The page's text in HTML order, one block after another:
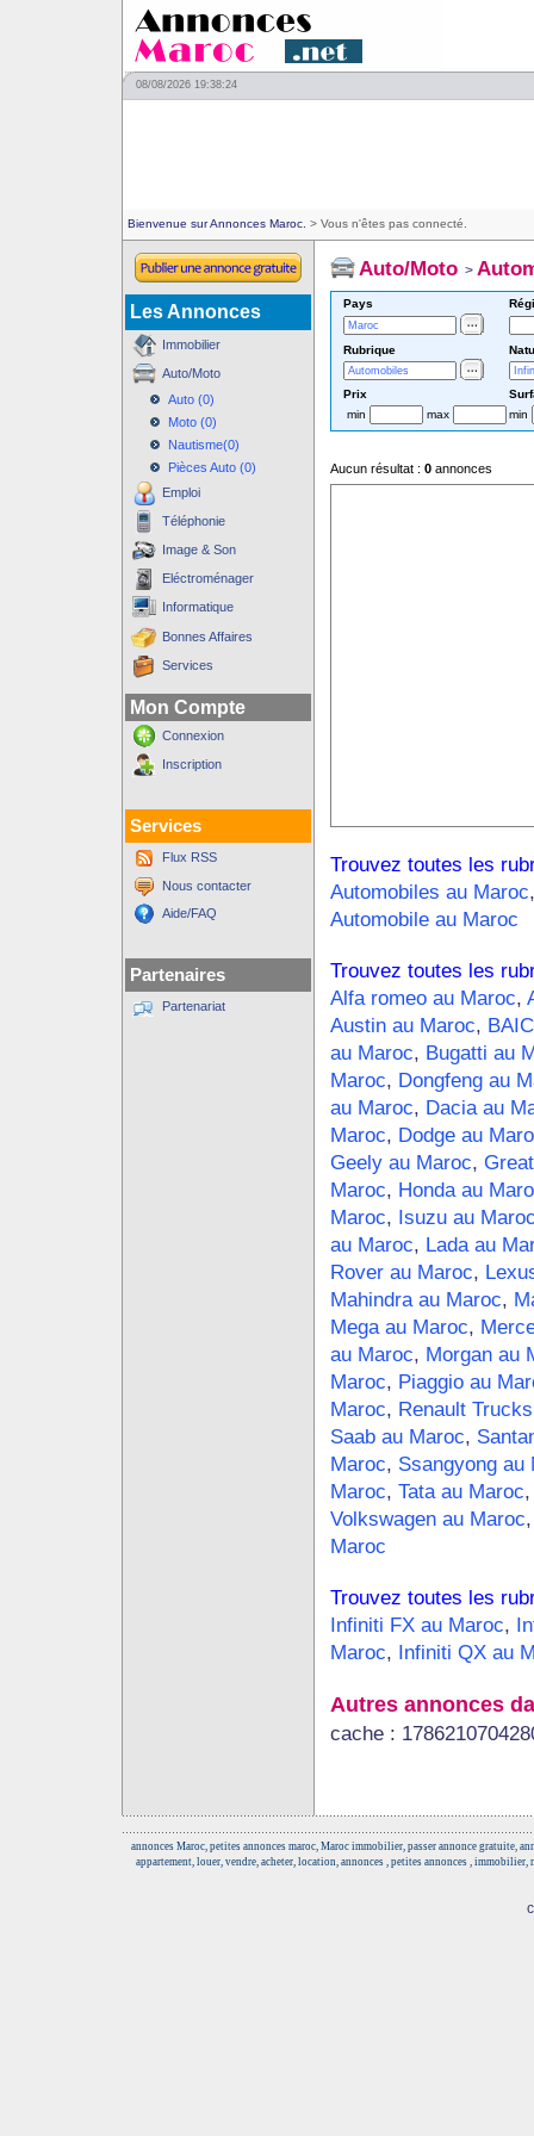
08/08/2026 19:38:24
Bienvenue sur Annonces Maroc. > Vous n'êtes pas connecté.
Les Annonces
Immobilier
Auto/Moto
Auto (0)
Moto (0)
Nautisme(0)
Pièces Auto (0)
Emploi
Téléphonie
Image & Son
Eléctroménager
Informatique
Bonnes Affaires
Services
Mon Compte
Connexion
Inscription
Services
Flux RSS
Nous contacter
Aide/FAQ
Partenaires
Partenariat
Auto/Moto>
Pays
Rubrique
Prix
min
max min
Aucun résultat : 0annonces
Trouvez toutes les
Automobiles au Maroc
Automobile au Maroc
Trouvez toutes les
Alfa romeo au Maroc,
Austin au Maroc,
au Maroc, Bugatti au
Maroc, Dongfeng au
au Maroc, Dacia au
Maroc, Dodge au
Geely au Maroc,
Maroc, Honda au
Maroc, Isuzu au
au Maroc, Lada au
Rover au Maroc,
Mahindra au Maroc,
Mega au Maroc,
au Maroc, Morgan au
Maroc, Piaggio au
Maroc, Renault
Saab au Maroc,
Maroc, Ssangyong au
Maroc, Tata au Maroc
Volkswagen au Maroc
Maroc
Trouvez toutes les
Infiniti FX au Maroc,
Maroc, Infiniti QX au
Autres annonces
cache :
annonces Maroc, petites annonces maroc, Maroc immobilier, passer annonce gratuite,
appartement, louer, vendre, acheter, location, annonces , petites annonces ,